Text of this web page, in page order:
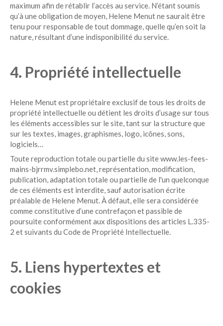
maximum afin de rétablir l’accès au service. N’étant soumis
qu’à une obligation de moyen, Helene Menut ne saurait être
tenu pour responsable de tout dommage, quelle qu’en soit la
nature, résultant d’une indisponibilité du service.
4. Propriété intellectuelle
Helene Menut est propriétaire exclusif de tous les droits de
propriété intellectuelle ou détient les droits d’usage sur tous
les éléments accessibles sur le site, tant sur la structure que
sur les textes, images, graphismes, logo, icônes, sons,
logiciels…
Toute reproduction totale ou partielle du site www.les-fees-
mains-bjrrmv.simplebo.net, représentation, modification,
publication, adaptation totale ou partielle de l'un quelconque
de ces éléments est interdite, sauf autorisation écrite
préalable de Helene Menut. À défaut, elle sera considérée
comme constitutive d’une contrefaçon et passible de
poursuite conformément aux dispositions des articles L.335-
2 et suivants du Code de Propriété Intellectuelle.
5. Liens hypertextes et
cookies